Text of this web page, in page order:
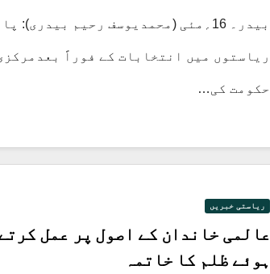
بیدر۔ 16؍مئی (محمدیوسف رحیم بیدری):
ریاستوں میں انتخابات کے فوراً
حکومت کی…
ریاستی خبریں
عالمی خاندان کے اصول پر عمل
ہوئے ظلم کا خاتمہ